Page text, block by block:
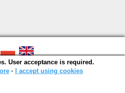
v. 6.11.10 (2026-07-24)
in 0,0029 s.
User acceptance is required.
∙ I accept using cookies